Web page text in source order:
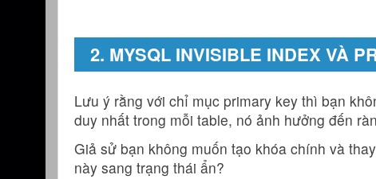
2. MYSQL INVISIBLE INDEX VÀ
Lưu ý rằng với chỉ mục primary key thì bạn
duy nhất trong mỗi table, nó ảnh hưởng đến
Giả sử bạn không muốn tạo khóa chính và
này sang trạng thái ẩn?